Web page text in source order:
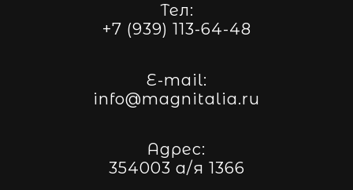
Тел:
+7 (939) 113-64-48
E-mail:
info@magnitalia.ru
Адрес:
354003 а/я 1366